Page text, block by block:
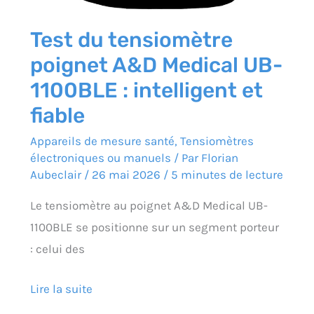
Test du tensiomètre
poignet A&D Medical UB-
1100BLE : intelligent et
fiable
Appareils de mesure santé,Tensiomètres
électroniques ou manuels / Par Florian
Aubeclair / 26 mai 2026 / 5 minutes de lecture
Le tensiomètre au poignet A&D Medical UB-
1100BLE se positionne sur un segment porteur
: celui des
Lire la suite